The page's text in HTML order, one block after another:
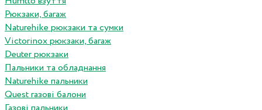
Рюкзаки, багаж
Naturehike рюкзаки та сумки
Victorinox рюкзаки, багаж
Deuter рюкзаки
Пальники та обладнання
Naturehike пальники
Quest газові балони